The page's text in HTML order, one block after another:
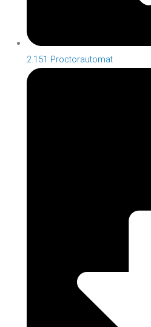
2.151 Proctorautomat